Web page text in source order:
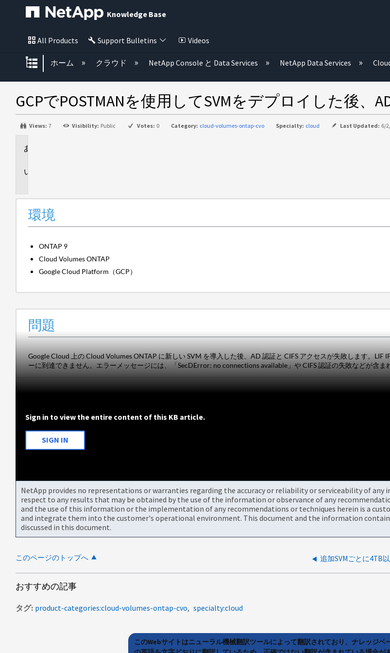
Knowledge Base
All Products Support Bulletins Videos
グローバル階層を展開/折りたたむ
ホーム クラウド NetApp Console と Data Services NetApp Data Services
GCPでPOSTMANを使用してSVMをデプロイした後、
Views: 7 Visibility: Public Votes: 0 Category: cloud-volumes-ontap-cvo Specialty: cloud Last Updated: 6/
環境
ONTAP 9
Cloud Volumes ONTAP
Google Cloud Platform（GCP）
問題
Google Cloud 上の Cloud Volumes ONTAP に新しい SVM を導入した後、AD 認証と CIFS アクセスが失敗します。
ーに到達できません。エラーメッセージには、「SecDError: no connections available」や CIFS 認証の失敗などが含ま
Sign in to view the entire content of this KB article.
SIGN IN
NetApp provides no representations or warranties regarding the accuracy or reliability or serviceability of
respect to any results that may be obtained by the use of the information or observance of any
and the use of this information or the implementation of any recommendations or techniques herein is a
and integrate them into the customer's operational environment. This document and the information
discussed in this document.
このページのトップへ 追加SVMごとに4TB
おすすめの記事
タグ product-categories:cloud-volumes-ontap-cvo specialty:cloud
このWebサイトはニューラル機械翻訳ツールによって翻訳されており、ナレッジ